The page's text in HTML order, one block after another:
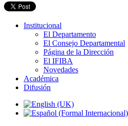
Institucional
El Departamento
El Consejo Departamental
Página de la Dirección
El IFIBA
Novedades
Académica
Difusión